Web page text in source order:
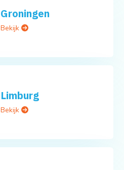
Groningen
Bekijk
Limburg
Bekijk